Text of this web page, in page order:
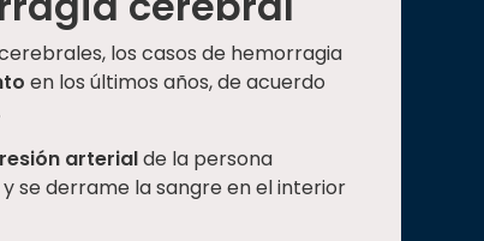
los casos de hemorragia
en los últimos años, de acuerdo
arterialde la persona
se derrame la sangre en el interior